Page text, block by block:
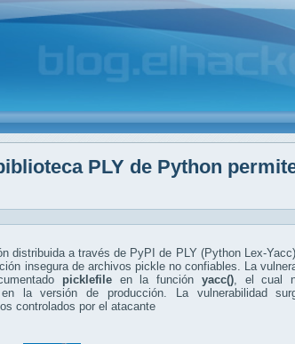
PLY de Python
distribuida a través de PyPI de PLY (Python Lex-
insegura de archivos pickle no confiables. La
picklefileen la función yacc(), el cual
la versión de producción. La vulnerabilidad
controlados por el atacante